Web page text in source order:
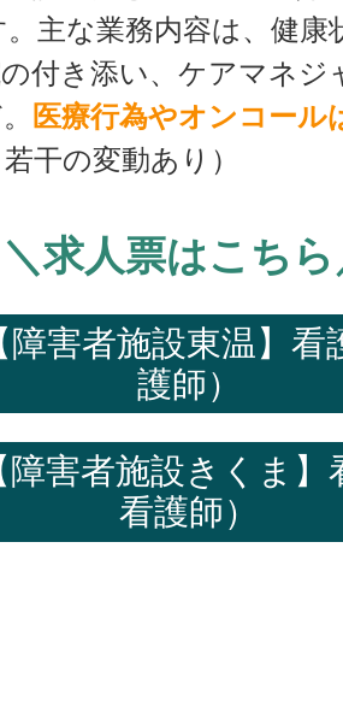
主な業務内容は、健康
付き添い、ケアマネジ
医療行為やオンコール
干の変動あり）
＼求人票はこち
害者施設東温】看
護師）
害者施設きくま】
看護師）